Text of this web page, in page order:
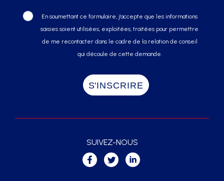
En soumettant ce formulaire, j’accepte que les informations
saisies soient utilisées, exploitées, traitées pour permettre
de me recontacter dans le cadre de la relation de conseil
qui découle de cette demande.
SUIVEZ-NOUS